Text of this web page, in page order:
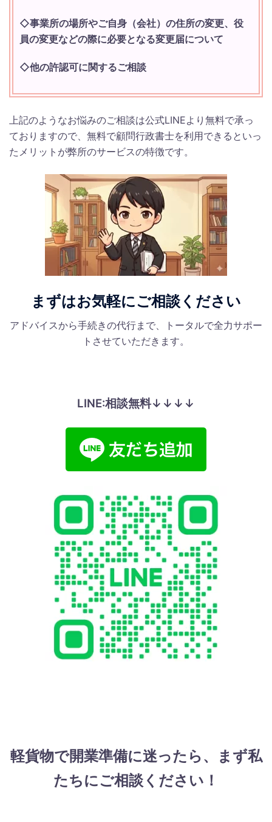
◇事業所の場所やご自身（会社）の住所の変更、役
員の変更などの際に必要となる変更届について
◇他の許認可に関するご相談
上記のようなお悩みのご相談は公式LINEより無料で承っ
ておりますので、無料で顧問行政書士を利用できるといっ
たメリットが弊所のサービスの特徴です。
まずはお気軽にご相談ください
アドバイスから手続きの代行まで、トータルで全力サポー
トさせていただきます。
LINE:相談無料↓↓↓↓
軽貨物で開業準備に迷ったら、まず私
たちにご相談ください！